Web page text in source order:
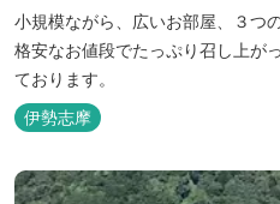
小規模ながら、広いお部屋、３つ
格安なお値段でたっぷり召し上が
ております。
伊勢志摩